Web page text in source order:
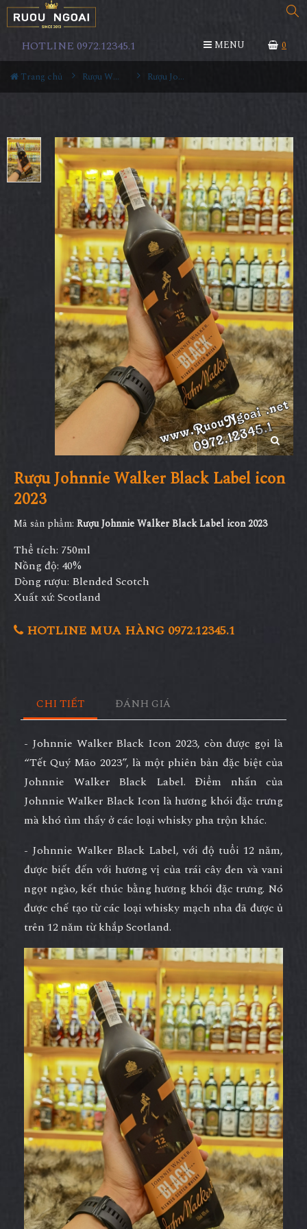
0
HOTLINE 0972.12345.1 MENU
Trang chủ Rượu Whisky Rượu Johnnie Walker Black Label icon 2023
Rượu Johnnie Walker Black Label icon
2023
Mã sản phẩm: Rượu Johnnie Walker Black Label icon 2023
Thể tích: 750ml
Nồng độ: 40%
Dòng rượu: Blended Scotch
Xuất xứ: Scotland
HOTLINE MUA HÀNG 0972.12345.1
CHI TIẾT ĐÁNH GIÁ
- Johnnie Walker Black Icon 2023, còn được gọi là
“Tết Quý Mão 2023”, là một phiên bản đặc biệt của
Johnnie Walker Black Label. Điểm nhấn của
Johnnie Walker Black Icon là hương khói đặc trưng
mà khó tìm thấy ở các loại whisky pha trộn khác.
- Johnnie Walker Black Label, với độ tuổi 12 năm,
được biết đến với hương vị của trái cây đen và vani
ngọt ngào, kết thúc bằng hương khói đặc trưng. Nó
được chế tạo từ các loại whisky mạch nha đã được ủ
trên 12 năm từ khắp Scotland.